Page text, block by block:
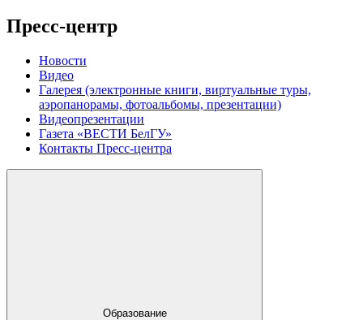
Пресс-центр
Новости
Видео
Галерея (электронные книги, виртуальные туры,
аэропанорамы, фотоальбомы, презентации)
Видеопрезентации
Газета «ВЕСТИ БелГУ»
Контакты Пресс-центра
Образование